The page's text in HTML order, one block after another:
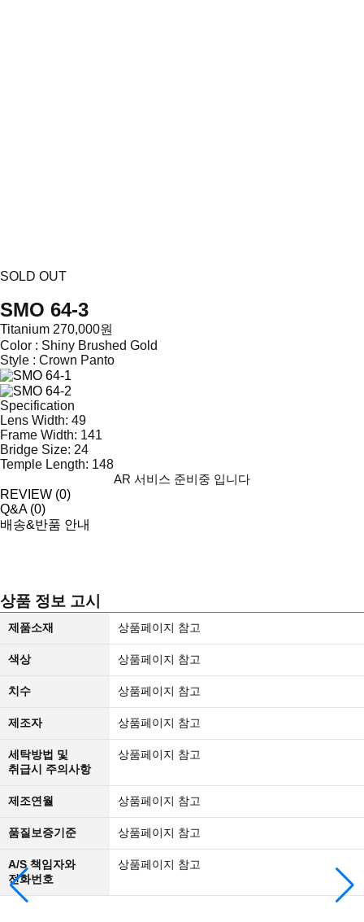
SOLD OUT
SMO 64-3
Titanium 270,000원
Color : Shiny Brushed Gold
Style : Crown Panto
Specification
Lens Width: 49
Frame Width: 141
Bridge Size: 24
Temple Length: 148
AR 서비스 준비중 입니다
REVIEW (0)
Q&A (0)
배송&반품 안내
상품 정보 고시
제품소재 상품페이지 참고
색상 상품페이지 참고
치수 상품페이지 참고
제조자 상품페이지 참고
세탁방법 및
취급시 주의사항
상품페이지 참고
제조연월 상품페이지 참고
품질보증기준 상품페이지 참고
A/S 책임자와
전화번호
상품페이지 참고